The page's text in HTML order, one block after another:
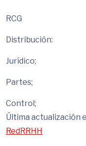
RCG
Distribución:
Jurídico;
Partes;
Control;
Última actualización
RedRRHH